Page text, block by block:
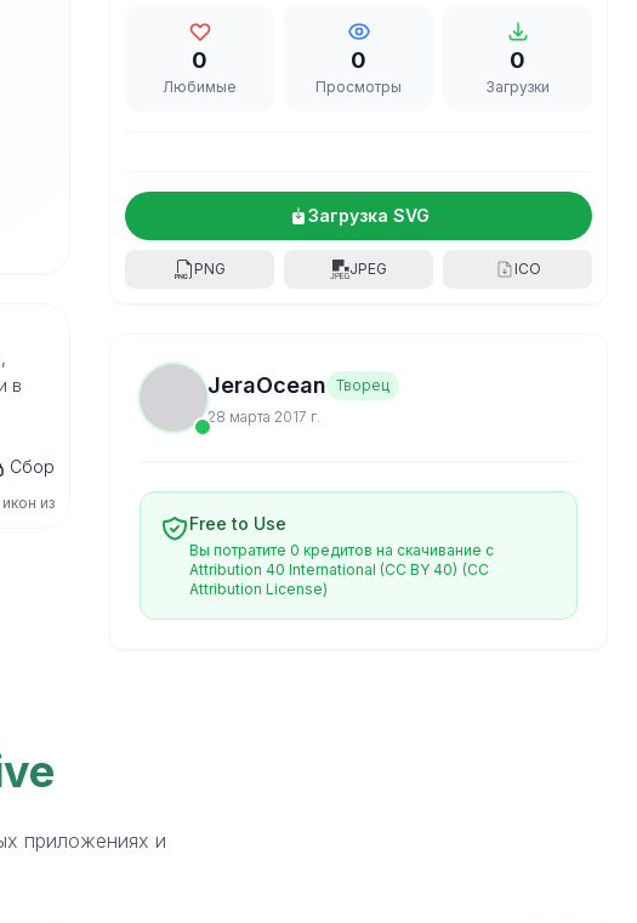
в
Сбор
из
0
Любимые
0
Просмотры
0
Загрузки
Загрузка SVG
PNG JPEG ICO
JeraOcean Творец
28 марта 2017 г.
Free to Use
Вы потратите 0 кредитов на скачивание с
Attribution 40 International (CC BY 40) (CC
Attribution License)
приложениях и